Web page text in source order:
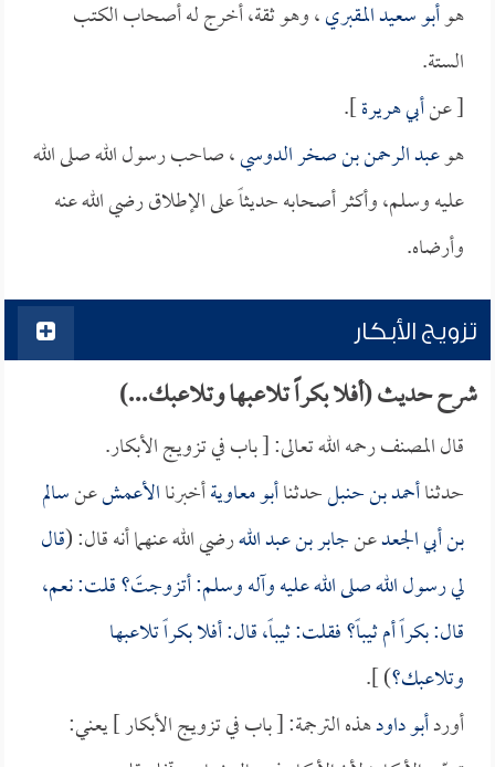
هوأبو سعيد المقبري، وهو ثقة، أخرج له أصحاب الكتب
الستة.
[ عنأبي هريرة].
هوعبد الرحمن بن صخر الدوسي، صاحب رسول الله صلى الله
عليه وسلم، وأكثر أصحابه حديثاً على الإطلاق رضي الله عنه
وأرضاه.
تزويج الأبكار
شرح حديث (أفلا بكراً تلاعبها وتلاعبك...)
قال المصنف رحمه الله تعالى: [ باب في تزويج الأبكار.
حدثناأحمد بن حنبلحدثناأبو معاويةأخبرناالأعمشعنسالم
بن أبي الجعدعنجابر بن عبد اللهرضي الله عنهما أنه قال: (قال
لي رسول الله صلى الله عليه وآله وسلم: أتزوجتَ؟ قلت: نعم،
قال: بكراً أم ثيباً؟ فقلت: ثيباً، قال: أفلا بكراً تلاعبها
وتلاعبك؟) ].
أوردأبو داودهذه الترجمة: [ باب في تزويج الأبكار ] يعني: